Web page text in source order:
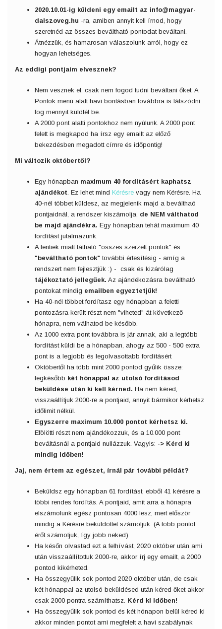
2020.10.01-ig küldeni egy emailt az info@magyar-
dalszoveg.hu -ra, amiben annyit kell írnod, hogy
szeretnéd az összes beváltható pontodat beváltani.
Átnézzük, és hamarosan válaszolunk arról, hogy ez
hogyan lehetséges.
Az eddigi pontjaim elvesznek?
Nem vesznek el, csak nem fogod tudni beváltani őket. A
Pontok menü alatt havi bontásban továbbra is látszódni
fog mennyit küldtél be.
A 2000 pont alatti pontokhoz nem nyúlunk. A 2000 pont
felett is megkapod ha írsz egy emailt az előző
bekezdésben megadott címre és időpontig!
Mi változik októbertől?
Egy hónapban maximum 40 fordításért kaphatsz
ajándékot. Ez lehet mind Kérésre vagy nem Kérésre. Ha
40-nél többet küldesz, az megjelenik majd a beválthaó
pontjaidnál, a rendszer kiszámolja, de NEM válthatod
be majd ajándékra. Egy hónapban tehát maximum 40
fordítást jutalmazunk.
A fentiek miatt látható "összes szerzett pontok" és
"beváltható pontok" további értesítésig - amíg a
rendszert nem fejlesztjük :) - csak és kizárólag
tájékoztató jellegűek. Az ajándékozásra beváltható
pontokat mindig emailben egyeztetjük!
Ha 40-nél többet fordítasz egy hónapban a feletti
pontozásra került részt nem "viheted" át következő
hónapra, nem válhatod be később.
Az 1000 extra pont továbbra is jár annak, aki a legtöbb
fordítást küldi be a hónapban, ahogy az 500 - 500 extra
pont is a legjobb és legolvasottabb fordításért
Októbertől ha több mint 2000 pontod gyűlik össze:
legkésőbb két hónappal az utolsó fordításod
beküldése után ki kell kérned. Ha nem kéred,
visszaállítjuk 2000-re a pontjaid, annyit bármikor kérhetsz
időlimit nélkül.
Egyszerre maximum 10.000 pontot kérhetsz ki.
Efölötti részt nem ajándékozzuk, és a 10.000 pont
beváltásnál a pontjaid nullázzuk. Vagyis: -> Kérd ki
mindig időben!
Jaj, nem értem az egészet, írnál pár további példát?
Beküldsz egy hónapban 61 fordítást, ebből 41 kérésre a
többi rendes fordítás. A pontjaid, amit arra a hónapra
elszámolunk egész pontosan 4000 lesz, mert először
mindig a Kérésre beküldöttet számoljuk. (A több pontot
érőt számoljuk, így jobb neked)
Ha későn olvastad ezt a felhívást, 2020 október után ami
után visszaállítottuk 2000-re, akkor írj egy emailt, a 2000
pontod kikérheted.
Ha összegyűlik sok pontod 2020 október után, de csak
két hónappal az utolsó beküldésed után kéred őket akkor
csak 2000 pontra számíthatsz. Kérd ki időben!
Ha összegyűlik sok pontod és két hónapon belül kéred ki
akkor minden pontot ami megfelelt a havi szabálynak